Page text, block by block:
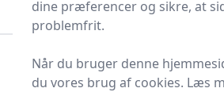
Forside Smykker
Øreringe
Ørevedhæng
dine præferencer og sikre, at
problemfrit.
Når du bruger denne
du vores brug af cookies. Læs